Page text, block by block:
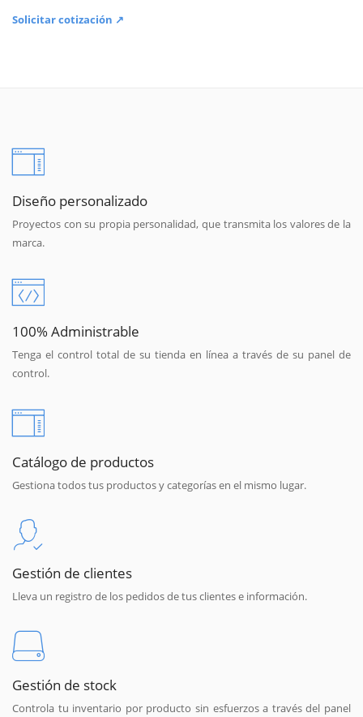
Solicitar cotización ↗
Diseño personalizado
Proyectos con su propia personalidad, que transmita los valores de la
marca.
100% Administrable
Tenga el control total de su tienda en línea a través de su panel de
control.
Catálogo de productos
Gestiona todos tus productos y categorías en el mismo lugar.
Gestión de clientes
Lleva un registro de los pedidos de tus clientes e información.
Gestión de stock
Controla tu inventario por producto sin esfuerzos a través del panel